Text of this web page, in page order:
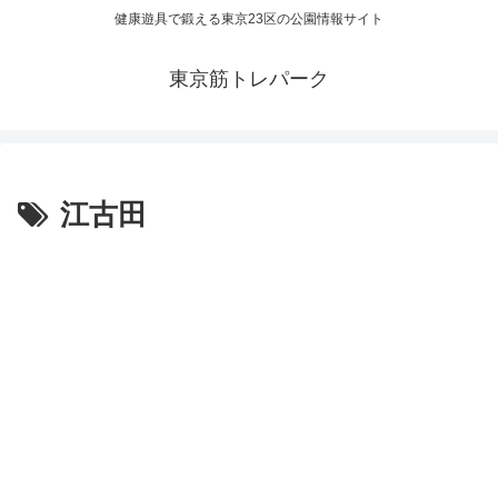
健康遊具で鍛える東京23区の公園情報サイト
東京筋トレパーク
江古田